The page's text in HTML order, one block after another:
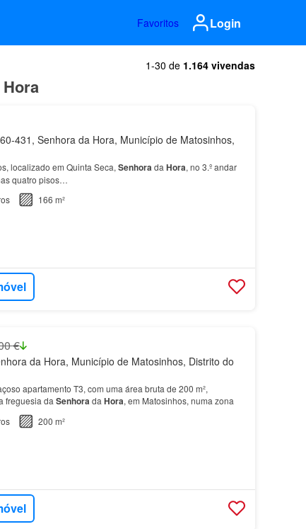
Favoritos Login
1-30 de 1.164 vivendas
431, Senhora da Hora, Município de Matosinhos,
localizado em Quinta Seca, Senhorada Hora, no 3.º andar
quatro pisos…
166 m²
€
da Hora, Município de Matosinhos, Distrito do
apartamento T3, com uma área bruta de 200 m²,
freguesia da Senhorada Hora, em Matosinhos, numa zona
200 m²